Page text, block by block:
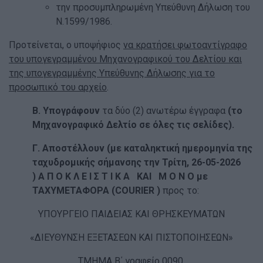
την προσυμπληρωμένη Υπεύθυνη Δήλωση του
Ν.1599/1986.
Προτείνεται, ο υποψήφιος να κρατήσει φωτοαντίγραφο
του υπογεγραμμένου Μηχανογραφικού του Δελτίου και
της υπογεγραμμένης Υπεύθυνης Δήλωσης για το
προσωπικό του αρχείο.
Β. Υπογράφουν τα δύο (2) ανωτέρω έγγραφα (το
Μηχανογραφικό Δελτίο σε όλες τις σελίδες).
Γ. Αποστέλλουν (με καταληκτική ημερομηνία της
ταχυδρομικής σήμανσης την Τρίτη, 26-05-2026
) Α Π Ο Κ Λ Ε Ι Σ Τ Ι Κ Α ΚΑΙ Μ Ο Ν Ο με
ΤΑΧΥΜΕΤΑΦΟΡΑ (COURIER ) προς το:
ΥΠΟΥΡΓΕΙΟ ΠΑΙΔΕΙΑΣ ΚΑΙ ΘΡΗΣΚΕΥΜΑΤΩΝ
«ΔΙΕΥΘΥΝΣΗ ΕΞΕΤΑΣΕΩΝ ΚΑΙ ΠΙΣΤΟΠΟΙΗΣΕΩΝ»